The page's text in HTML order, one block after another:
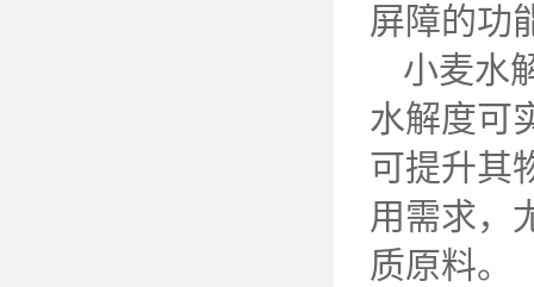
屏障的功
小麦水
水解度可
可提升其
用需求，
质原料。